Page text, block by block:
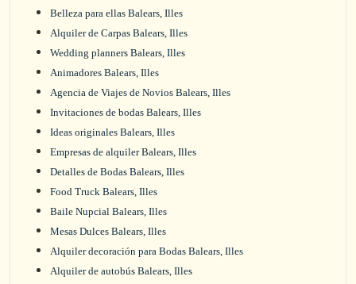
Belleza para ellas Balears, Illes
Alquiler de Carpas Balears, Illes
Wedding planners Balears, Illes
Animadores Balears, Illes
Agencia de Viajes de Novios Balears, Illes
Invitaciones de bodas Balears, Illes
Ideas originales Balears, Illes
Empresas de alquiler Balears, Illes
Detalles de Bodas Balears, Illes
Food Truck Balears, Illes
Baile Nupcial Balears, Illes
Mesas Dulces Balears, Illes
Alquiler decoración para Bodas Balears, Illes
Alquiler de autobús Balears, Illes